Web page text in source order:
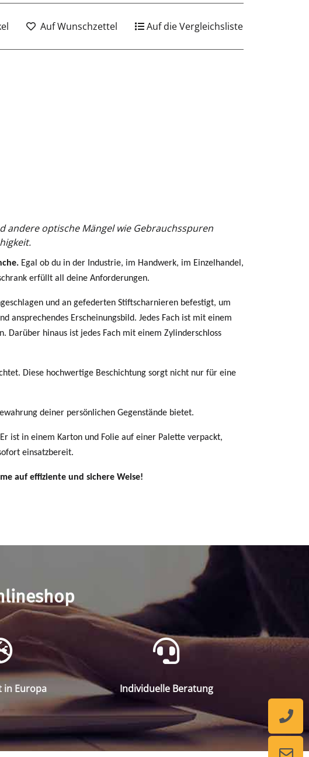
Auf Wunschzettel Auf die Vergleichsliste
andere optische Mängel wie Gebrauchsspuren
Egal ob du in der Industrie, im Handwerk, im Einzelhandel,
erfüllt all deine Anforderungen.
und an gefederten Stiftscharnieren befestigt, um
ansprechendes Erscheinungsbild. Jedes Fach ist mit einem
Darüber hinaus ist jedes Fach mit einem Zylinderschloss
Diese hochwertige Beschichtung sorgt nicht nur für eine
deiner persönlichen Gegenstände bietet.
ist in einem Karton und Folie auf einer Palette verpackt,
einsatzbereit.
auf effiziente und sichere Weise!
in Europa Individuelle Beratung